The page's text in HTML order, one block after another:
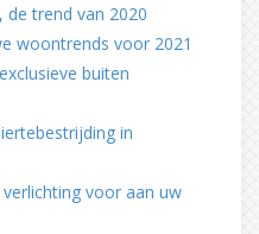
de trend van 2020
woontrends voor 2021
buiten
in
voor aan uw